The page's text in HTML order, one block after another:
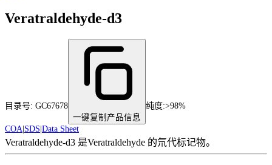
Veratraldehyde-d3
目录号: GC67678
一键复制产品信息
纯度:>98%
COA SDS Data Sheet
Veratraldehyde-d3 是Veratraldehyde 的氘代标记物。